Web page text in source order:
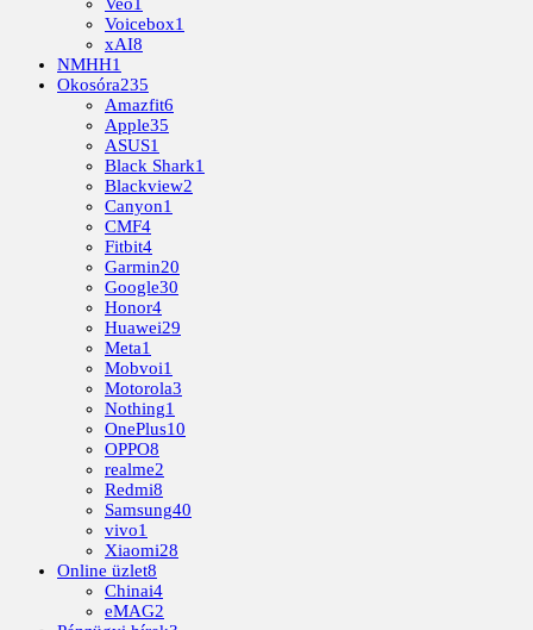
Veo1
Voicebox1
xAI8
NMHH1
Okosóra235
Amazfit6
Apple35
ASUS1
Black Shark1
Blackview2
Canyon1
CMF4
Fitbit4
Garmin20
Google30
Honor4
Huawei29
Meta1
Mobvoi1
Motorola3
Nothing1
OnePlus10
OPPO8
realme2
Redmi8
Samsung40
vivo1
Xiaomi28
Online üzlet8
Chinai4
eMAG2